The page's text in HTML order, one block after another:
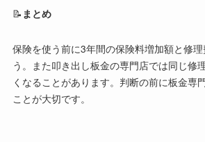
📝 まとめ
保険を使う前に3年間の保険料増加額と修
う。また叩き出し板金の専門店では同じ修
くなることがあります。判断の前に板金専
ことが大切です。